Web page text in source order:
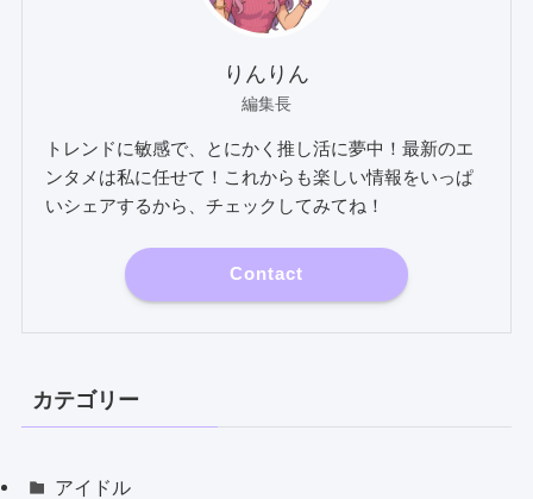
りんりん
編集長
トレンドに敏感で、とにかく推し活に夢中！最新のエ
ンタメは私に任せて！これからも楽しい情報をいっぱ
いシェアするから、チェックしてみてね！
Contact
カテゴリー
アイドル